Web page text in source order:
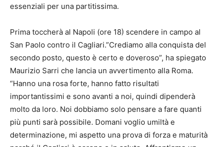
essenziali per una partitissima.
Prima toccherà al Napoli (ore 18) scendere in campo al
San Paolo contro il Cagliari.”Crediamo alla conquista del
secondo posto, questo è certo e doveroso”, ha spiegato
Maurizio Sarri che lancia un avvertimento alla Roma.
“Hanno una rosa forte, hanno fatto risultati
importantissimi e sono avanti a noi, quindi dipenderà
molto da loro. Noi dobbiamo solo pensare a fare quanti
più punti sarà possibile. Domani voglio umiltà e
determinazione, mi aspetto una prova di forza e maturità